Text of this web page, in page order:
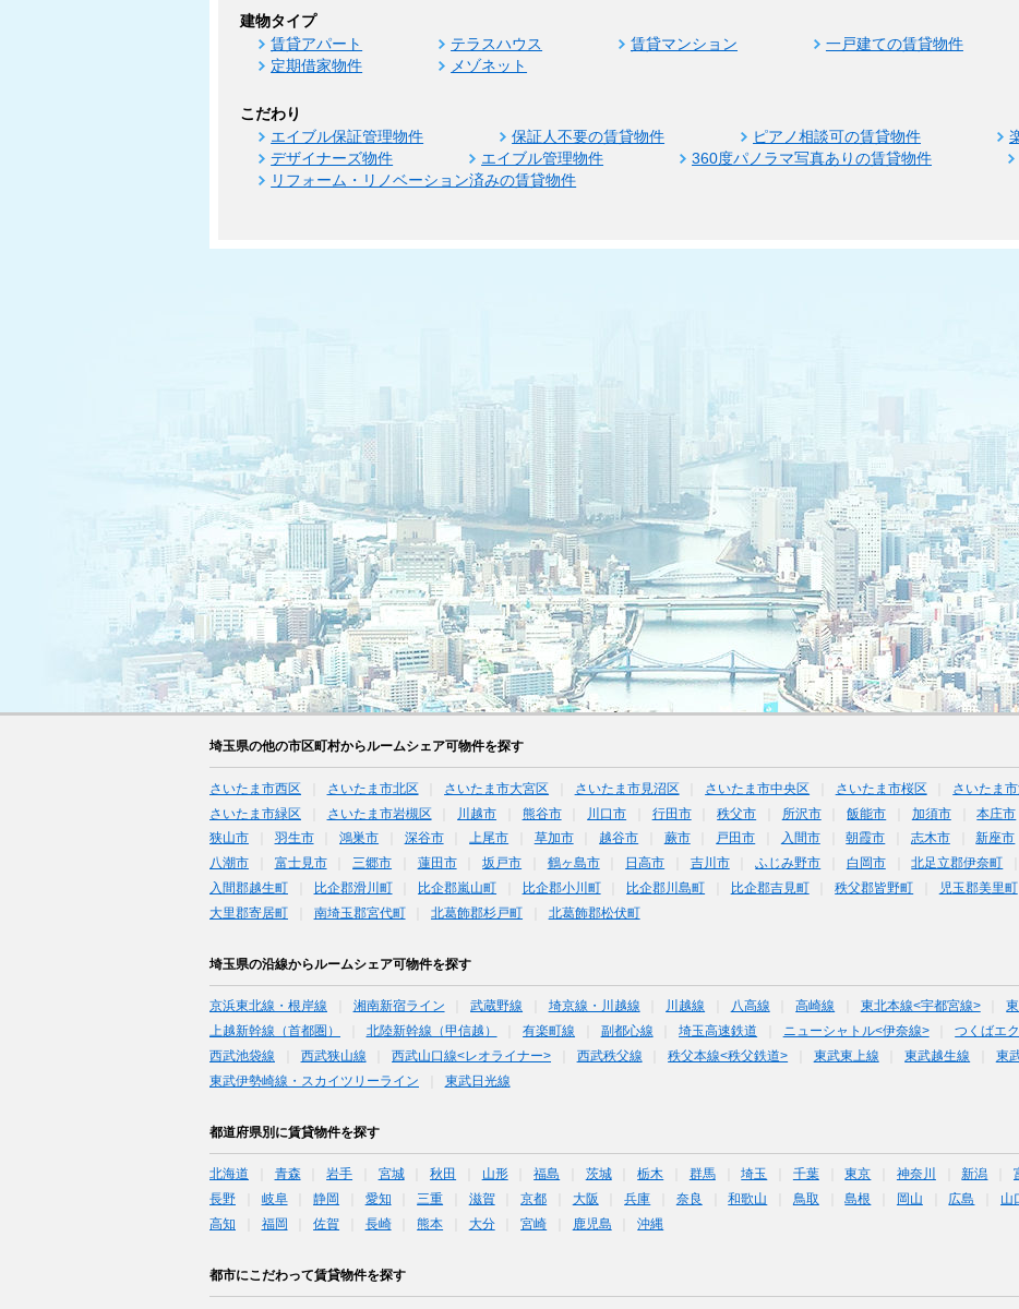
建物タイプ
賃貸アパート テラスハウス 賃貸マンション 一戸建ての賃貸物件
定期借家物件
メゾネット
こだわり
エイブル保証管理物件 保証人不要の賃貸物件 ピアノ相談可の賃貸物件
デザイナーズ物件
エイブル管理物件 360度パノラマ写真ありの賃貸物件
リフォーム・リノベーション済みの賃貸物件
埼玉県の他の市区町村からルームシェア可物件を探す
さいたま市西区 さいたま市北区 さいたま市大宮区 さいたま市見沼区 さいたま市中央区 さいたま市桜区 さいたま
さいたま市緑区
さいたま市岩槻区 川越市 熊谷市 川口市 行田市 秩父市 所沢市 飯能市 加須市 本庄市
狭山市
羽生市 鴻巣市 深谷市 上尾市 草加市 越谷市 蕨市 戸田市 入間市 朝霞市 志木市 新座市
八潮市
富士見市 三郷市 蓮田市 坂戸市 鶴ヶ島市 日高市 吉川市 ふじみ野市 白岡市 北足立郡伊奈町
入間郡越生町
比企郡滑川町 比企郡嵐山町 比企郡小川町 比企郡川島町 比企郡吉見町 秩父郡皆野町 児玉郡美里町
大里郡寄居町
南埼玉郡宮代町 北葛飾郡杉戸町 北葛飾郡松伏町
埼玉県の沿線からルームシェア可物件を探す
京浜東北線・根岸線 湘南新宿ライン 武蔵野線 埼京線・川越線 川越線 八高線 高崎線 東北本線<宇都宮線>
上越新幹線（首都圏）
北陸新幹線（甲信越） 有楽町線 副都心線 埼玉高速鉄道 ニューシャトル<伊奈線> つくばエ
西武池袋線
西武狭山線 西武山口線<レオライナー> 西武秩父線 秩父本線<秩父鉄道> 東武東上線 東武越生線
東
東武伊勢崎線・スカイツリーライン
東武日光線
都道府県別に賃貸物件を探す
北海道 青森 岩手 宮城 秋田 山形 福島 茨城 栃木 群馬 埼玉 千葉 東京 神奈川 新潟
長野
岐阜 静岡 愛知 三重 滋賀 京都 大阪 兵庫 奈良 和歌山 鳥取 島根 岡山 広島 山
高知
福岡 佐賀 長崎 熊本 大分 宮崎 鹿児島 沖縄
都市にこだわって賃貸物件を探す